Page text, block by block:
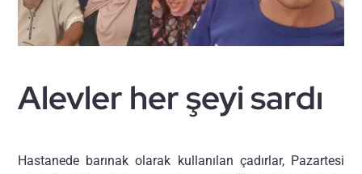
Alevler her şeyi sardı
Hastanede barınak olarak kullanılan çadırlar, Pazartesi